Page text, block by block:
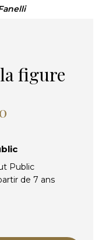
la figure
Public
de 7 ans